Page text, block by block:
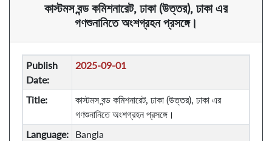
কাস্টমস বন্ড কমিশনারেট, ঢাকা (উত্তর), ঢাকা এর
গণশুনানিতে অংশগ্রহন প্রসঙ্গে।
Publish
Date:
2025-09-01
Title:
কাস্টমস বন্ড কমিশনারেট, ঢাকা (উত্তর), ঢাকা এর
গণশুনানিতে অংশগ্রহন প্রসঙ্গে।
Language:
Bangla